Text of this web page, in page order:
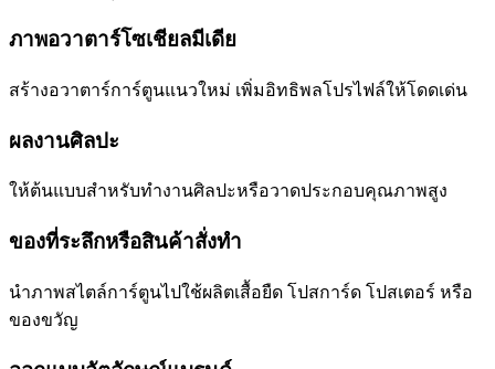
ภาพอวาตาร์โซเชียลมีเดีย
สร้างอวาตาร์การ์ตูนแนวใหม่ เพิ่มอิทธิพลโปรไฟล์ให้โดดเด่น
ผลงานศิลปะ
ให้ต้นแบบสำหรับทำงานศิลปะหรือวาดประกอบคุณภาพสูง
ของที่ระลึกหรือสินค้าสั่งทำ
นำภาพสไตล์การ์ตูนไปใช้ผลิตเสื้อยืด โปสการ์ด โปสเตอร์ หรือ
ของขวัญ